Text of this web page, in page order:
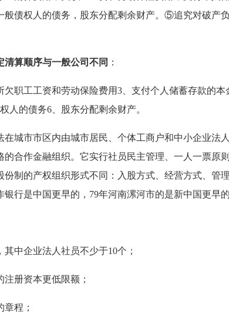
般债权人的债务，股东分配剩余财产。⑤追究对破产
算顺序与一般公司不同 ：
工工资和劳动保险费用3、支付个人储蓄存款的本
人的债务6、股东分配剩余财产。
市市区内由城市居民、个体工商户和中小企业法
合作金融组织。它实行社员民主管理、一人一票原
制的产权组织形式不同：入股方式、经营方式、管
行是中国更早的，79年河南漯河市的是新中国更早的
中企业法人社员不少于10个；
册资本更低限额；
程；